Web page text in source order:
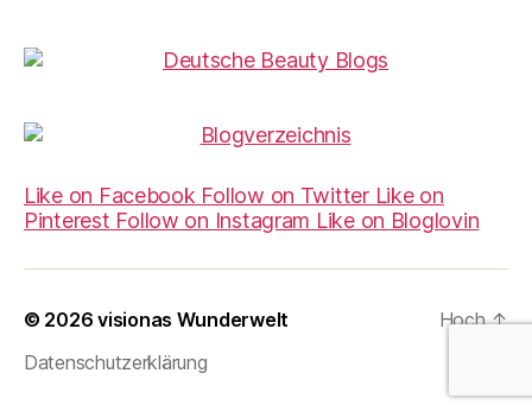
Like on Facebook Follow on Twitter Like on
Pinterest Follow on Instagram Like on Bloglovin
© 2026visionas Wunderwelt
Datenschutzerklärung
Hoch↑